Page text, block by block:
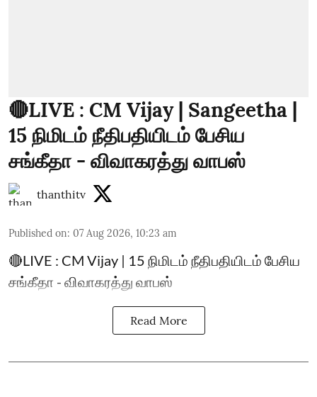
🔴LIVE : CM Vijay | Sangeetha |
15 நிமிடம் நீதிபதியிடம் பேசிய
சங்கீதா - விவாகரத்து வாபஸ்
thanthitv
Published on: 07 Aug 2026, 10:23 am
🔴LIVE : CM Vijay | 15 நிமிடம் நீதிபதியிடம் பேசிய
சங்கீதா - விவாகரத்து வாபஸ்
Read More